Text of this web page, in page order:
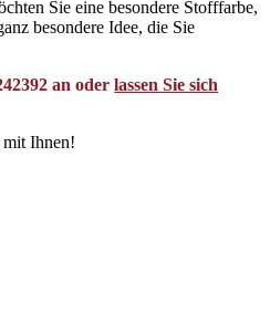
Sie eine besondere Stofffarbe,
besondere Idee, die Sie
an oderlassen Sie sich
mit Ihnen!